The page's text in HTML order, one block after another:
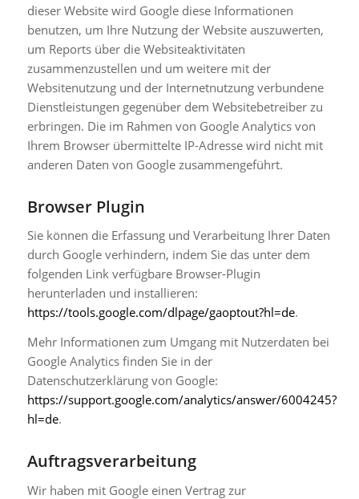
dieser Website wird Google diese Informationen
benutzen, um Ihre Nutzung der Website auszuwerten,
um Reports über die Websiteaktivitäten
zusammenzustellen und um weitere mit der
Websitenutzung und der Internetnutzung verbundene
Dienstleistungen gegenüber dem Websitebetreiber zu
erbringen. Die im Rahmen von Google Analytics von
Ihrem Browser übermittelte IP-Adresse wird nicht mit
anderen Daten von Google zusammengeführt.
Browser Plugin
Sie können die Erfassung und Verarbeitung Ihrer Daten
durch Google verhindern, indem Sie das unter dem
folgenden Link verfügbare Browser-Plugin
herunterladen und installieren:
https://tools.google.com/dlpage/gaoptout?hl=de.
Mehr Informationen zum Umgang mit Nutzerdaten bei
Google Analytics finden Sie in der
Datenschutzerklärung von Google:
https://support.google.com/analytics/answer/6004245?
hl=de.
Auftragsverarbeitung
Wir haben mit Google einen Vertrag zur